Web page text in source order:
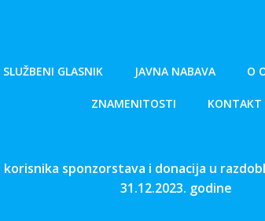
SLUŽBENI GLASNIK JAVNA NABAVA O
ZNAMENITOSTI KONTAKT
korisnika sponzorstava i donacija u
31.12.2023. godine